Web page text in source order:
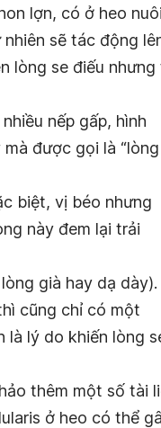
lợn, có ở heo nuôi
sẽ tác động
lòng se điếu nhưng
nếp gấp, hình
được gọi là
biệt, vị béo nhưng
này đem lại trải
già hay dạ dày).
cũng chỉ có một
là lý do khiến lòng
thêm một số tài
ở heo có thể